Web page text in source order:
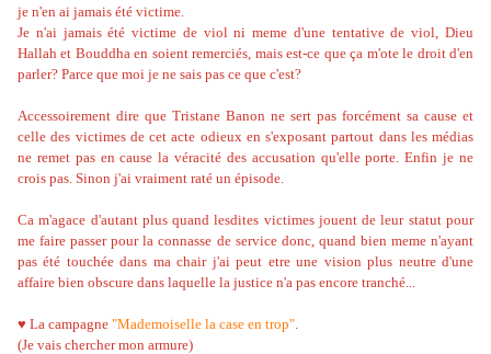
je n'en ai jamais été victime.
Je n'ai jamais été victime de viol ni meme d'une tentative de viol, Dieu
Hallah et Bouddha en soient remerciés, mais est-ce que ça m'ote le droit d'en
parler? Parce que moi je ne sais pas ce que c'est?
Accessoirement dire que Tristane Banon ne sert pas forcément sa cause et
celle des victimes de cet acte odieux en s'exposant partout dans les médias
ne remet pas en cause la véracité des accusation qu'elle porte. Enfin je ne
crois pas. Sinon j'ai vraiment raté un épisode.
Ca m'agace d'autant plus quand lesdites victimes jouent de leur statut pour
me faire passer pour la connasse de service donc, quand bien meme n'ayant
pas été touchée dans ma chair j'ai peut etre une vision plus neutre d'une
affaire bien obscure dans laquelle la justice n'a pas encore tranché...
♥ La campagne "Mademoiselle la case en trop".
(Je vais chercher mon armure)